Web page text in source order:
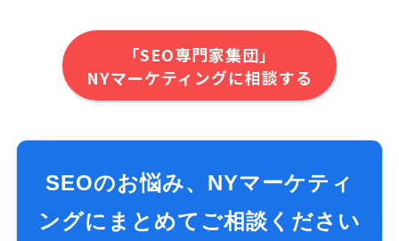
「SEO専門家集団」
NYマーケティングに相談する
SEOのお悩み、NYマーケティ
ングにまとめてご相談ください